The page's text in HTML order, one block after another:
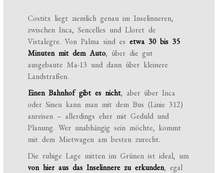
Costitx liegt ziemlich genau im Inselinneren,
zwischen Inca, Sencelles und Lloret de
Vistalegre. Von Palma sind esetwa 30 bis 35
Minuten mit dem Auto, über die gut
ausgebaute Ma-13 und dann über kleinere
Landstraßen.
Einen Bahnhof gibt es nicht, aber über Inca
oder Sineu kann man mit dem Bus (Linie 312)
anreisen – allerdings eher mit Geduld und
Planung. Wer unabhängig sein möchte, kommt
mit dem Mietwagen am besten zurecht.
Die ruhige Lage mitten im Grünen ist ideal, um
von hier aus das Inselinnere zu erkunden, egal